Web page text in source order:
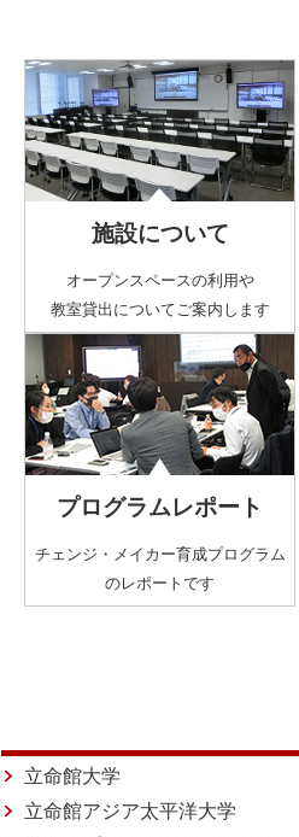
施設について
オープンスペースの利用や
教室貸出についてご案内します
プログラムレポート
チェンジ・メイカー育成プログラム
のレポートです
立命館大学
立命館アジア太平洋大学